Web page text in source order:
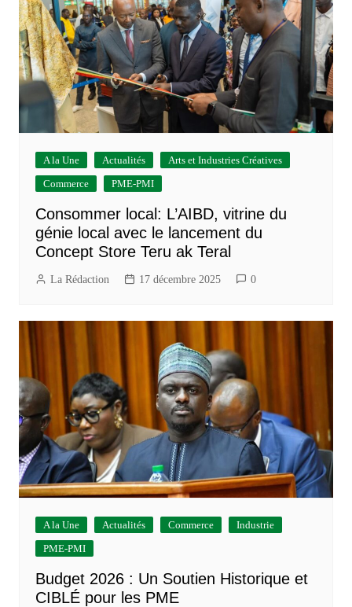
A la Une Actualités
Arts et Industries Créatives
Commerce
PME-PMI
Consommer local: L’AIBD, vitrine du
génie local avec le lancement du
Concept Store Teru ak Teral
La Rédaction 17 décembre 2025 0
A la Une Actualités Commerce
Industrie
PME-PMI
Budget 2026 : Un Soutien Historique et
CIBLÉ pour les PME